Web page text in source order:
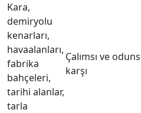
Kara,
demiryolu
kenarları,
havaalanları,
fabrika
bahçeleri,
tarihi alanlar,
tarla
Çalımsı ve
karşı